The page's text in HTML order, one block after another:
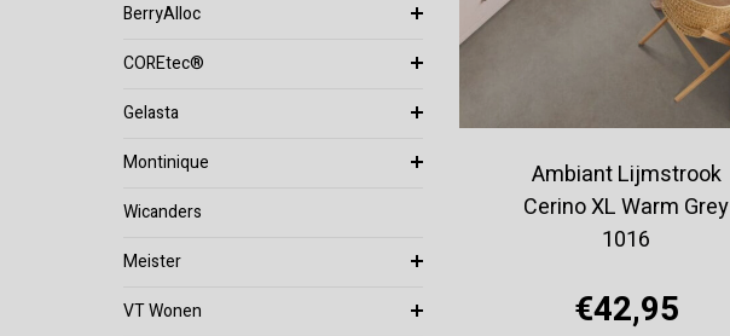
BerryAlloc
COREtec®
Gelasta
Montinique
Wicanders
Meister
VT Wonen
Ambiant Lijmstrook
Cerino XL Warm Grey
1016
€42,95